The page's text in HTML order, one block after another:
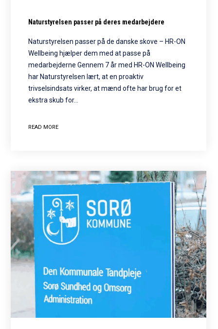
Naturstyrelsen passer på deres medarbejdere
Naturstyrelsen passer på de danske skove – HR-ON
Wellbeing hjælper dem med at passe på
medarbejderne Gennem 7 år med HR-ON Wellbeing
har Naturstyrelsen lært, at en proaktiv
trivselsindsats virker, at mænd ofte har brug for et
ekstra skub for…
READ MORE